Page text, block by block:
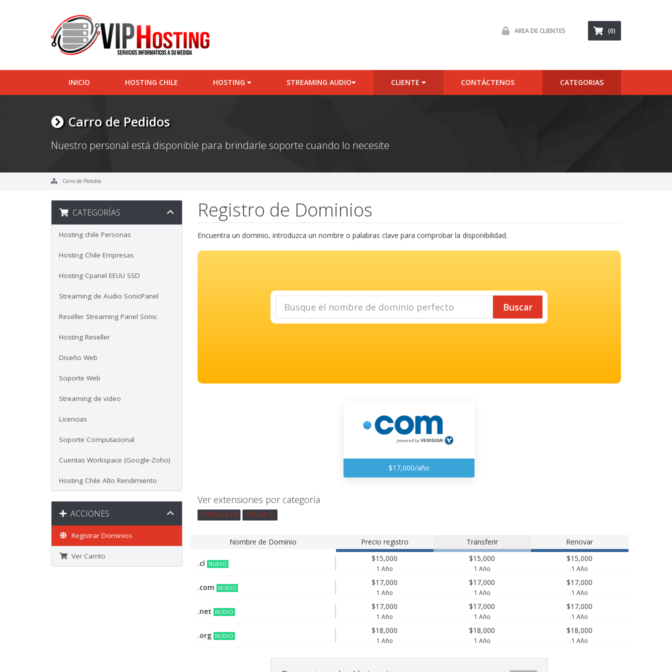
AREA DE CLIENTES (0)
INICIO HOSTING CHILE HOSTING STREAMING AUDIO CLIENTE CONTÁCTENOS CATEGORIAS
Carro de Pedidos
Nuestro personal está disponible para brindarle soporte cuando lo necesite
Carro de Pedidos
CATEGORÍAS
Hosting chile Personas
Hosting Chile Empresas
Hosting Cpanel EEUU SSD
Streaming de Audio SonicPanel
Reseller Streaming Panel Sonic
Hosting Reseller
Diseño Web
Soporte Web
Streaming de video
Licencias
Soporte Computacional
Cuentas Workspace (Google-Zoho)
Hosting Chile Alto Rendimiento
ACCIONES
Registrar Dominios
Ver Carrito
Registro de Dominios
Encuentra un dominio, introduzca un nombre o palabras clave para comprobar la disponibilidad.
Buscar
$17,000/año
Ver extensiones por categoría
POPULAR (3) OTHER (1)
Nombre de Dominio Precio registro Transferir Renovar
.cl NUEVO
$15,000
1 Año
$15,000
1 Año
$15,000
1 Año
.com NUEVO
$17,000
1 Año
$17,000
1 Año
$17,000
1 Año
.net NUEVO
$17,000
1 Año
$17,000
1 Año
$17,000
1 Año
.org NUEVO
$18,000
1 Año
$18,000
1 Año
$18,000
1 Año